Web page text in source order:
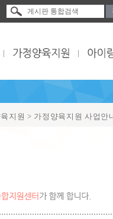
지원 > 가정양육지원 사업안